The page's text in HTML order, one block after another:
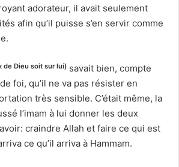
adorateur, il avait seulement
afin qu’il puisse s’en servir comme
de Dieu soit sur lui) savait bien, compte
foi, qu’il ne va pas résister en
très sensible. C’était même, la
l’imam à lui donner les deux
craindre Allah et faire ce qui est
ce qu’il arriva à Hammam.